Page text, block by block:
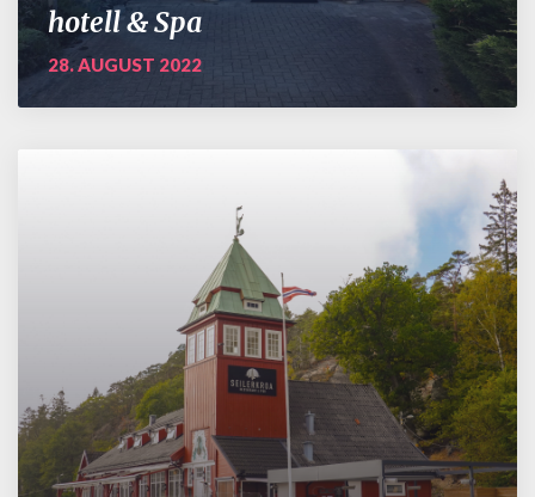
hotell & Spa
28. AUGUST 2022